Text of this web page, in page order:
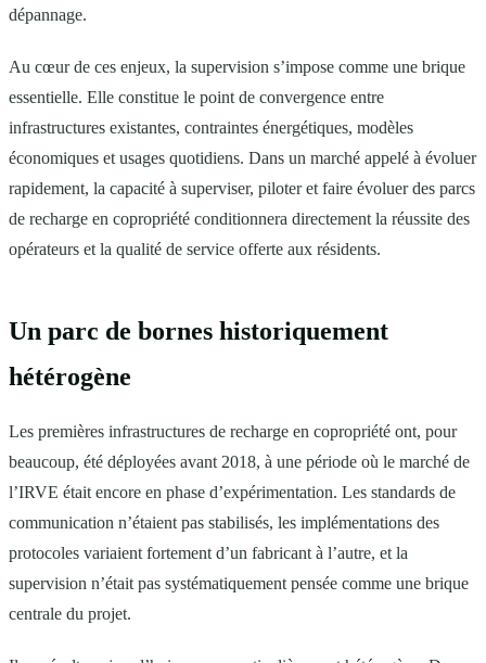
dépannage.
Au cœur de ces enjeux, la supervision s’impose comme une brique
essentielle. Elle constitue le point de convergence entre
infrastructures existantes, contraintes énergétiques, modèles
économiques et usages quotidiens. Dans un marché appelé à évoluer
rapidement, la capacité à superviser, piloter et faire évoluer des parcs
de recharge en copropriété conditionnera directement la réussite des
opérateurs et la qualité de service offerte aux résidents.
Un parc de bornes historiquement
hétérogène
Les premières infrastructures de recharge en copropriété ont, pour
beaucoup, été déployées avant 2018, à une période où le marché de
l’IRVE était encore en phase d’expérimentation. Les standards de
communication n’étaient pas stabilisés, les implémentations des
protocoles variaient fortement d’un fabricant à l’autre, et la
supervision n’était pas systématiquement pensée comme une brique
centrale du projet.